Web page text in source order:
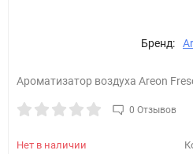
Бренд:
Ароматизатор воздуха Areon
0 Отзывов
Нет в наличии